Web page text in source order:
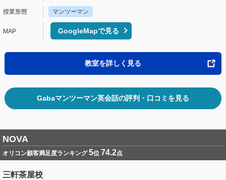
マンツーマン
GoogleMapで見る
教室を詳しく見る
Gabaマンツーマン英会話の評判・口コミを見る
NOVA
オリコン顧客満足度ランキング5位 74.2点
三軒茶屋校